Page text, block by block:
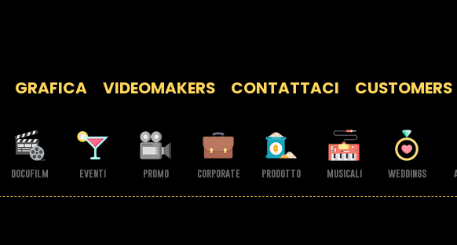
GRAFICA VIDEOMAKERS CONTATTACI CUSTOMERS
docufilm eventi promo corporate prodotto musicali weddings